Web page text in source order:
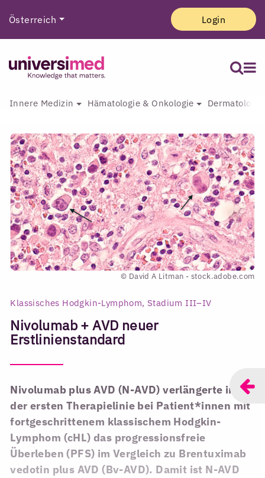
Österreich Login
Innere Medizin Hämatologie & Onkologie
© David A Litman - stock.adobe.com
Klassisches Hodgkin-Lymphom, Stadium III–IV
Nivolumab + AVD neuer
Erstlinienstandard
Nivolumab plus AVD (N-AVD) verlängerte in
der ersten Therapielinie bei Patient*innen mit
fortgeschrittenem klassischem Hodgkin-
Lymphom (cHL) das progressionsfreie
Überleben (PFS) im Vergleich zu Brentuximab
vedotin plus AVD (Bv-AVD). Damit ist N-AVD